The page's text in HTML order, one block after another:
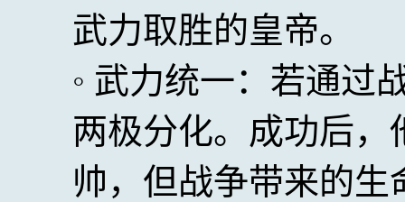
武力取胜的皇帝。
◦ 武力统一：若通过
两极分化。成功后
帅，但战争带来的